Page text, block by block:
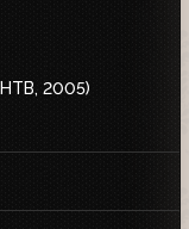
2005)